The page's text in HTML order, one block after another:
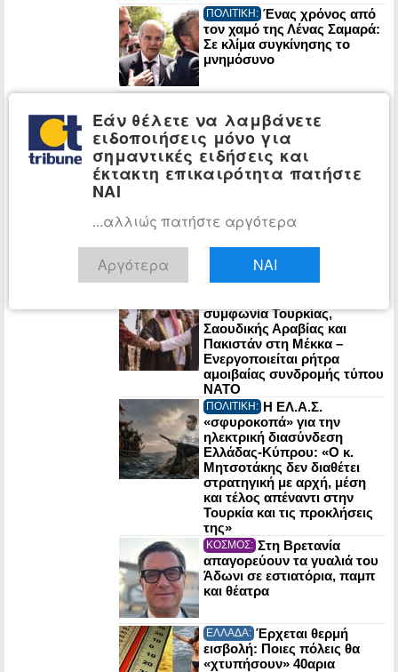
ΠΟΛΙΤΙΚΗ: Ένας χρόνος από
τον χαμό της Λένας Σαμαρά:
Σε κλίμα συγκίνησης το
μνημόσυνο
προειδοποιήσει για τη
συμμαχία Τουρκίας-
Σαουδικής Αραβίας-
Πακιστάν – Ο Μητσοτάκης
έμεινε με τους Patriot στο…
μυστικά ειδική ομάδα για την
στην Κούβα
συμφωνία Τουρκίας,
Σαουδικής Αραβίας και
Πακιστάν στη Μέκκα –
Ενεργοποιείται ρήτρα
αμοιβαίας συνδρομής τύπου
NATO
ΠΟΛΙΤΙΚΗ: Η ΕΛ.Α.Σ.
«σφυροκοπά» για την
ηλεκτρική διασύνδεση
Ελλάδας-Κύπρου: «Ο κ.
Μητσοτάκης δεν διαθέτει
στρατηγική με αρχή, μέση
και τέλος απέναντι στην
Τουρκία και τις προκλήσεις
της»
ΚΟΣΜΟΣ: Στη Βρετανία
απαγορεύουν τα γυαλιά του
Άδωνι σε εστιατόρια, παμπ
και θέατρα
ΕΛΛΑΔΑ: Έρχεται θερμή
εισβολή: Ποιες πόλεις θα
«χτυπήσουν» 40αρια
Εάν θέλετε να λαμβάνετε
ειδοποιήσεις μόνο για
σημαντικές ειδήσεις και
έκτακτη επικαιρότητα πατήστε
ΝΑΙ
...αλλιώς πατήστε αργότερα
Αργότερα ΝΑΙ